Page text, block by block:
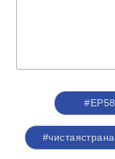
#ЕР58
#чистаястрана